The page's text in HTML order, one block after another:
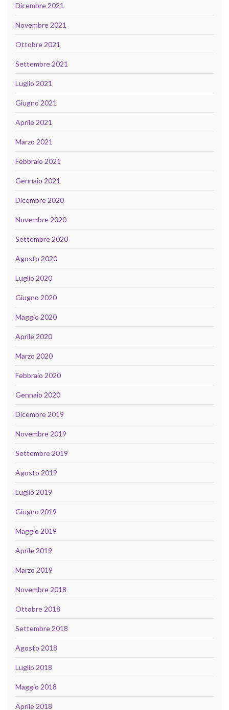
Dicembre 2021
Novembre 2021
Ottobre 2021
Settembre 2021
Luglio 2021
Giugno 2021
Aprile 2021
Marzo 2021
Febbraio 2021
Gennaio 2021
Dicembre 2020
Novembre 2020
Settembre 2020
Agosto 2020
Luglio 2020
Giugno 2020
Maggio 2020
Aprile 2020
Marzo 2020
Febbraio 2020
Gennaio 2020
Dicembre 2019
Novembre 2019
Settembre 2019
Agosto 2019
Luglio 2019
Giugno 2019
Maggio 2019
Aprile 2019
Marzo 2019
Novembre 2018
Ottobre 2018
Settembre 2018
Agosto 2018
Luglio 2018
Maggio 2018
Aprile 2018